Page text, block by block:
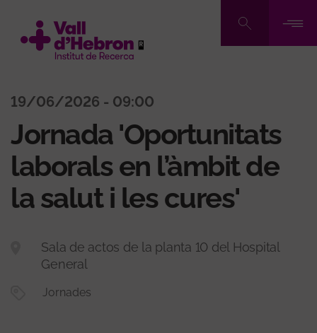
contenido
19/06/2026 - 09:00
Jornada 'Oportunitats
laborals en l’àmbit de
la salut i les cures'
Sala de actos de la planta 10 del Hospital
General
Jornades